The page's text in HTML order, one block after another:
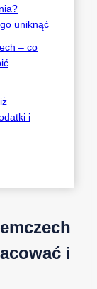
uniknąć
– co
i
i